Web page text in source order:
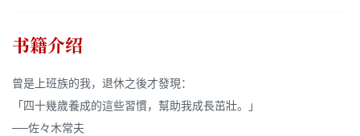
书籍介绍
曾是上班族的我，退休之後才發現：
「四十幾歲養成的這些習慣，幫助我成長茁壯。」
──佐々木常夫